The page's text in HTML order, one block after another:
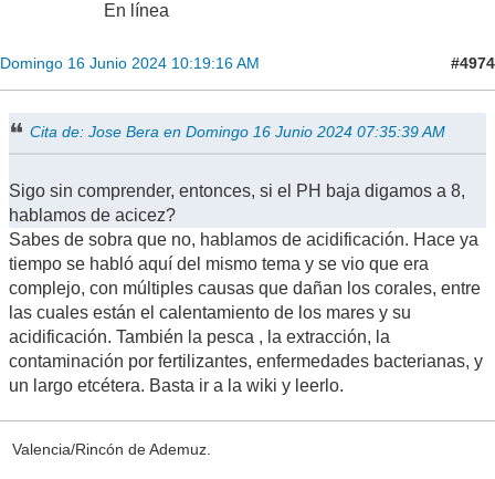
En línea
Domingo 16 Junio 2024 10:19:16 AM #4974
Cita de: Jose Bera en Domingo 16 Junio 2024 07:35:39 AM
Sigo sin comprender, entonces, si el PH baja digamos a 8,
hablamos de acicez?
Sabes de sobra que no, hablamos de acidificación. Hace ya
tiempo se habló aquí del mismo tema y se vio que era
complejo, con múltiples causas que dañan los corales, entre
las cuales están el calentamiento de los mares y su
acidificación. También la pesca , la extracción, la
contaminación por fertilizantes, enfermedades bacterianas, y
un largo etcétera. Basta ir a la wiki y leerlo.
Valencia/Rincón de Ademuz.